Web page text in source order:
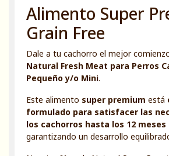
Alimento Super
Grain Free
Dale a tu cachorro el mejor
Natural Fresh Meat para Perros
Pequeño y/o Mini.
Este alimento super premium está
formulado para satisfacer las
los cachorros hasta los 12 meses
garantizando un desarrollo